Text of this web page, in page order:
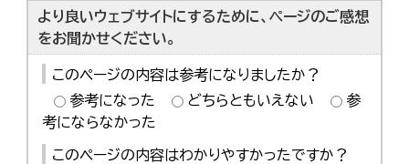
より良いウェブサイトにするために、ページのご感想
をお聞かせください。
このページの内容は参考になりましたか？
参考になった
どちらともいえない
参
考にならなかった
このページの内容はわかりやすかったですか？